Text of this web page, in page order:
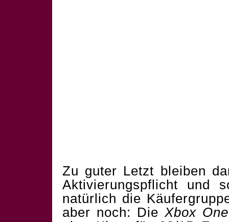
Zu guter Letzt bleiben
Aktivierungspflicht und
natürlich die
aber noch: DieXbox One